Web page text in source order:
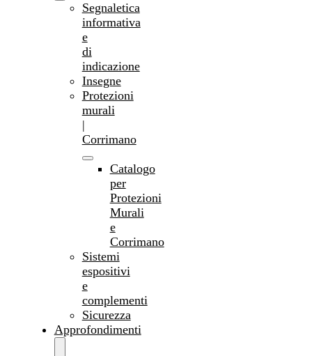
Segnaletica
informativa
e
di
indicazione
Insegne
Protezioni
murali
|
Corrimano
Catalogo
per
Protezioni
Murali
e
Corrimano
Sistemi
espositivi
e
complementi
Sicurezza
Approfondimenti